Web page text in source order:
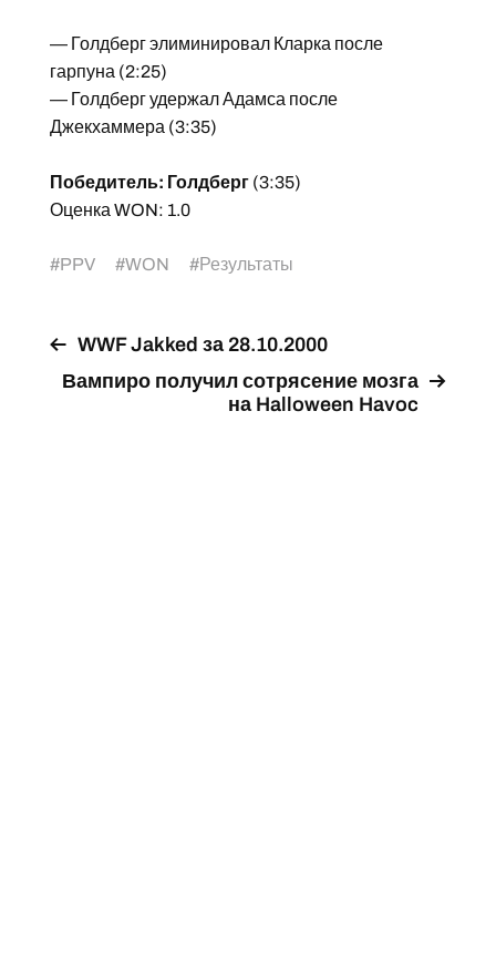
— Голдберг элиминировал Кларка после
гарпуна (2:25)
— Голдберг удержал Адамса после
Джекхаммера (3:35)
Победитель: Голдберг(3:35)
Оценка WON: 1.0
#PPV #WON #Результаты
WWF Jakked за 28.10.2000
Вампиро получил сотрясение мозга
на Halloween Havoc